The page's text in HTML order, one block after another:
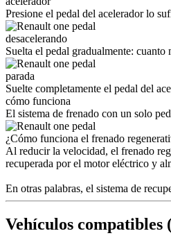
Presione el pedal del acelerador lo
desacelerando
Suelta el pedal gradualmente: cuanto
parada
Suelte completamente el pedal del
cómo funciona
El sistema de frenado con un solo
¿Cómo funciona el frenado
Al reducir la velocidad, el frenado
recuperada por el motor eléctrico y
En otras palabras, el sistema de
Vehículos compatibles